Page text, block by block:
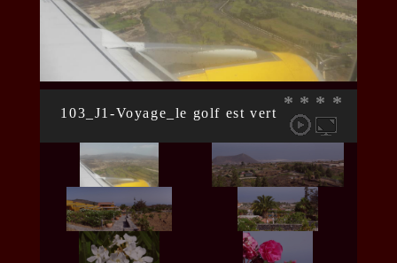
* * * *
103_J1-Voyage_le golf est vert